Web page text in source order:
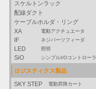
スケルトンラック
配線ダクト
ケーブルホルダ・リング
XA
電動アクチュエータ
IF ネジパーツフィーダ
LED 照明
SiO シンプルI/Oコントローラ
ロジスティクス製品
SKY STEP
電動昇降カート